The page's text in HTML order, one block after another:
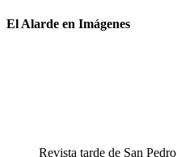
El Alarde en Imágenes
Revista tarde de San Pedro